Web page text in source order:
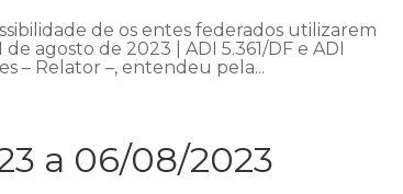
de os entes federados utilizarem
agosto de 2023 | ADI 5.361/DF e ADI
– Relator –, entendeu pela...
a 06/08/2023